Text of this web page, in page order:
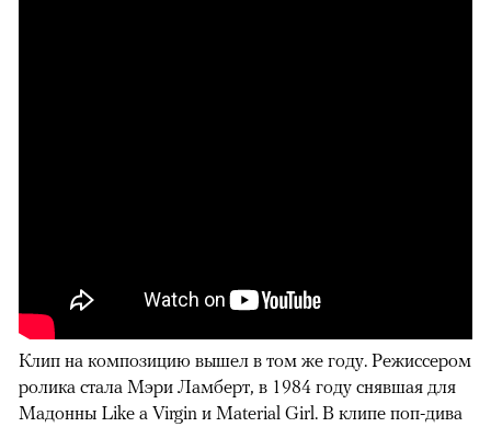
Клип на композицию вышел в том же году. Режиссером
ролика стала Мэри Ламберт, в 1984 году снявшая для
Мадонны Like a Virgin и Material Girl. В клипе поп-дива